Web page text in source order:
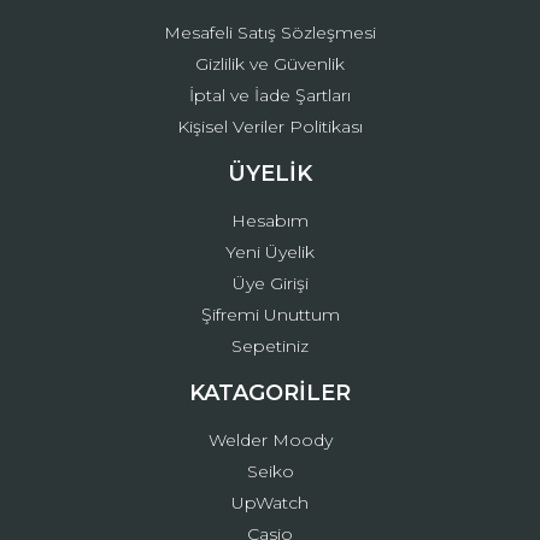
Mesafeli Satış Sözleşmesi
Gizlilik ve Güvenlik
İptal ve İade Şartları
Kişisel Veriler Politikası
ÜYELİK
Hesabım
Yeni Üyelik
Üye Girişi
Şifremi Unuttum
Sepetiniz
KATAGORİLER
Welder Moody
Seiko
UpWatch
Casio